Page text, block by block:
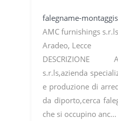
falegname-
AMC furnishings s.r.ls
Aradeo, Lecce
DESCRIZIONE
s.r.ls,azienda
e produzione di
da diporto,cerca
che si occupino anc…